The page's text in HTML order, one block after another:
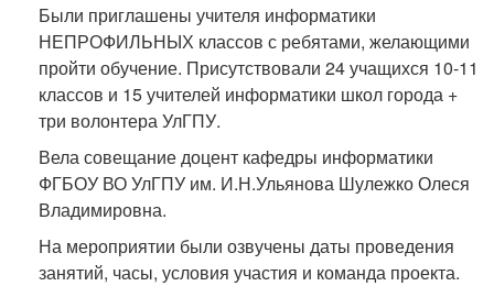
Были приглашены учителя информатики
НЕПРОФИЛЬНЫХ классов с ребятами, желающими
пройти обучение. Присутствовали 24 учащихся 10-11
классов и 15 учителей информатики школ города +
три волонтера УлГПУ.
Вела совещание доцент кафедры информатики
ФГБОУ ВО УлГПУ им. И.Н.Ульянова Шулежко Олеся
Владимировна.
На мероприятии были озвучены даты проведения
занятий, часы, условия участия и команда проекта.